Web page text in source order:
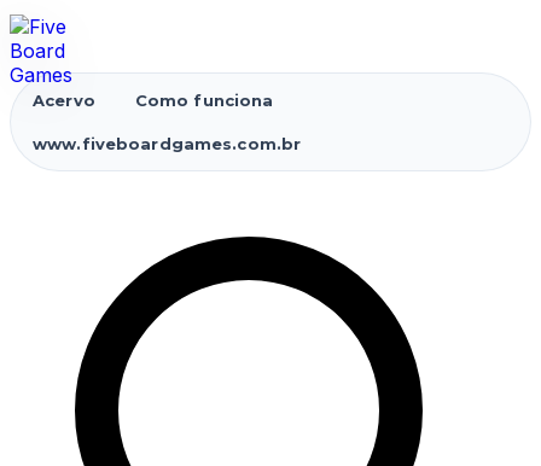
Acervo Como funciona
www.fiveboardgames.com.br